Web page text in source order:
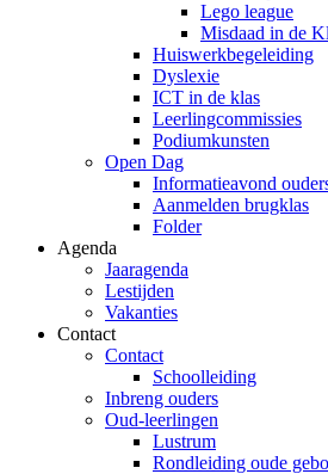
Lego league
Misdaad in de
Huiswerkbegeleiding
Dyslexie
ICT in de klas
Leerlingcommissies
Podiumkunsten
Open Dag
Informatieavond
Aanmelden brugklas
Folder
Agenda
Jaaragenda
Lestijden
Vakanties
Contact
Contact
Schoolleiding
Inbreng ouders
Oud-leerlingen
Lustrum
Rondleiding oude